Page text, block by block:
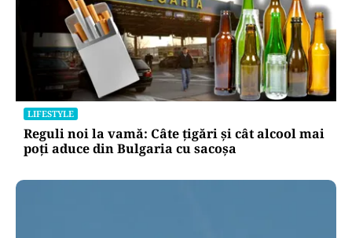
LIFESTYLE
Reguli noi la vamă: Câte țigări și cât alcool mai
poți aduce din Bulgaria cu sacoșa